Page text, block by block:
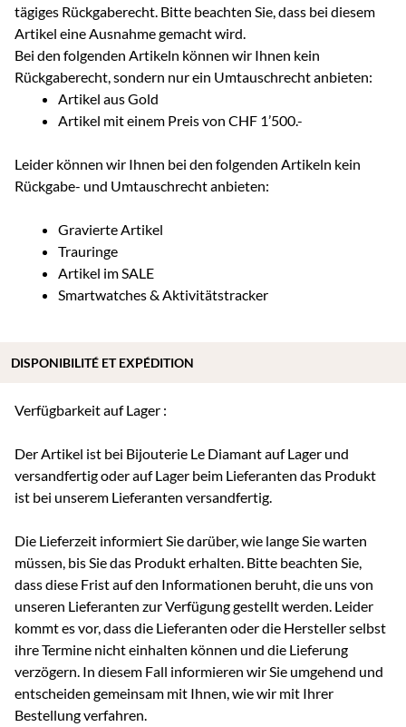
tägiges Rückgaberecht. Bitte beachten Sie, dass bei diesem
Artikel eine Ausnahme gemacht wird.
Bei den folgenden Artikeln können wir Ihnen kein
Rückgaberecht, sondern nur ein Umtauschrecht anbieten:
Artikel aus Gold
Artikel mit einem Preis von CHF 1’500.-
Leider können wir Ihnen bei den folgenden Artikeln kein
Rückgabe- und Umtauschrecht anbieten:
Gravierte Artikel
Trauringe
Artikel im SALE
Smartwatches & Aktivitätstracker
Verfügbarkeit auf Lager :
Der Artikel ist bei Bijouterie Le Diamant auf Lager und
versandfertig oder auf Lager beim Lieferanten das Produkt
ist bei unserem Lieferanten versandfertig.
Die Lieferzeit informiert Sie darüber, wie lange Sie warten
müssen, bis Sie das Produkt erhalten. Bitte beachten Sie,
dass diese Frist auf den Informationen beruht, die uns von
unseren Lieferanten zur Verfügung gestellt werden. Leider
kommt es vor, dass die Lieferanten oder die Hersteller selbst
ihre Termine nicht einhalten können und die Lieferung
verzögern. In diesem Fall informieren wir Sie umgehend und
entscheiden gemeinsam mit Ihnen, wie wir mit Ihrer
Bestellung verfahren.
DISPONIBILITÉ ET EXPÉDITION